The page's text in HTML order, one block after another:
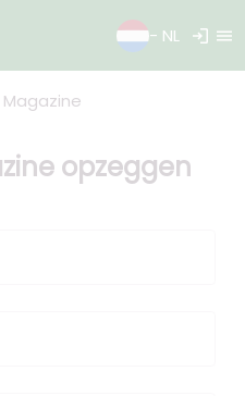
- NL login menu
Magazine
opzeggen